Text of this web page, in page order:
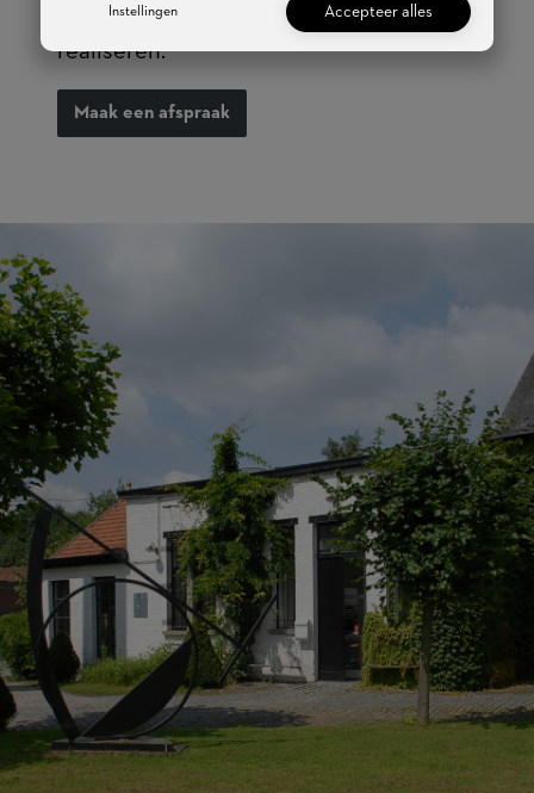
volledig gepersonaliseerdproject te
realiseren.
Maak een afspraak
Instellingen Accepteer alles